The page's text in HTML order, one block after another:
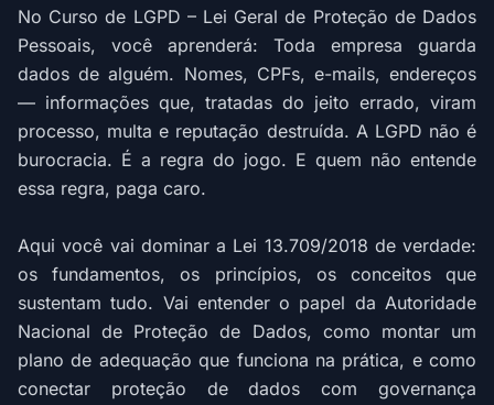
No Curso de LGPD – Lei Geral de Proteção de Dados
Pessoais, você aprenderá: Toda empresa guarda
dados de alguém. Nomes, CPFs, e-mails, endereços
— informações que, tratadas do jeito errado, viram
processo, multa e reputação destruída. A LGPD não é
burocracia. É a regra do jogo. E quem não entende
essa regra, paga caro.
Aqui você vai dominar a Lei 13.709/2018 de verdade:
os fundamentos, os princípios, os conceitos que
sustentam tudo. Vai entender o papel da Autoridade
Nacional de Proteção de Dados, como montar um
plano de adequação que funciona na prática, e como
conectar proteção de dados com governança